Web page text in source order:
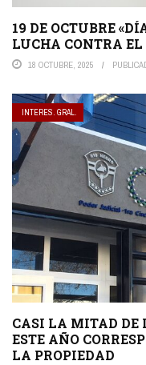
19 DE OCTUBRE
LUCHA CONTRA
18 OCTUBRE, 2025
INTERES. GRAL.
CASI LA MITAD DE
ESTE AÑO
LA PROPIEDAD